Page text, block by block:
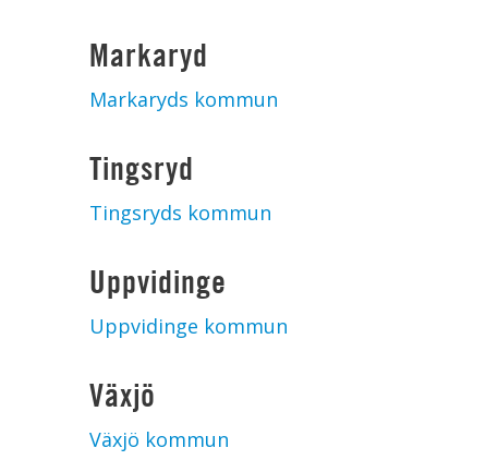
Markaryd
Markaryds kommun
Tingsryd
Tingsryds kommun
Uppvidinge
Uppvidinge kommun
Växjö
Växjö kommun